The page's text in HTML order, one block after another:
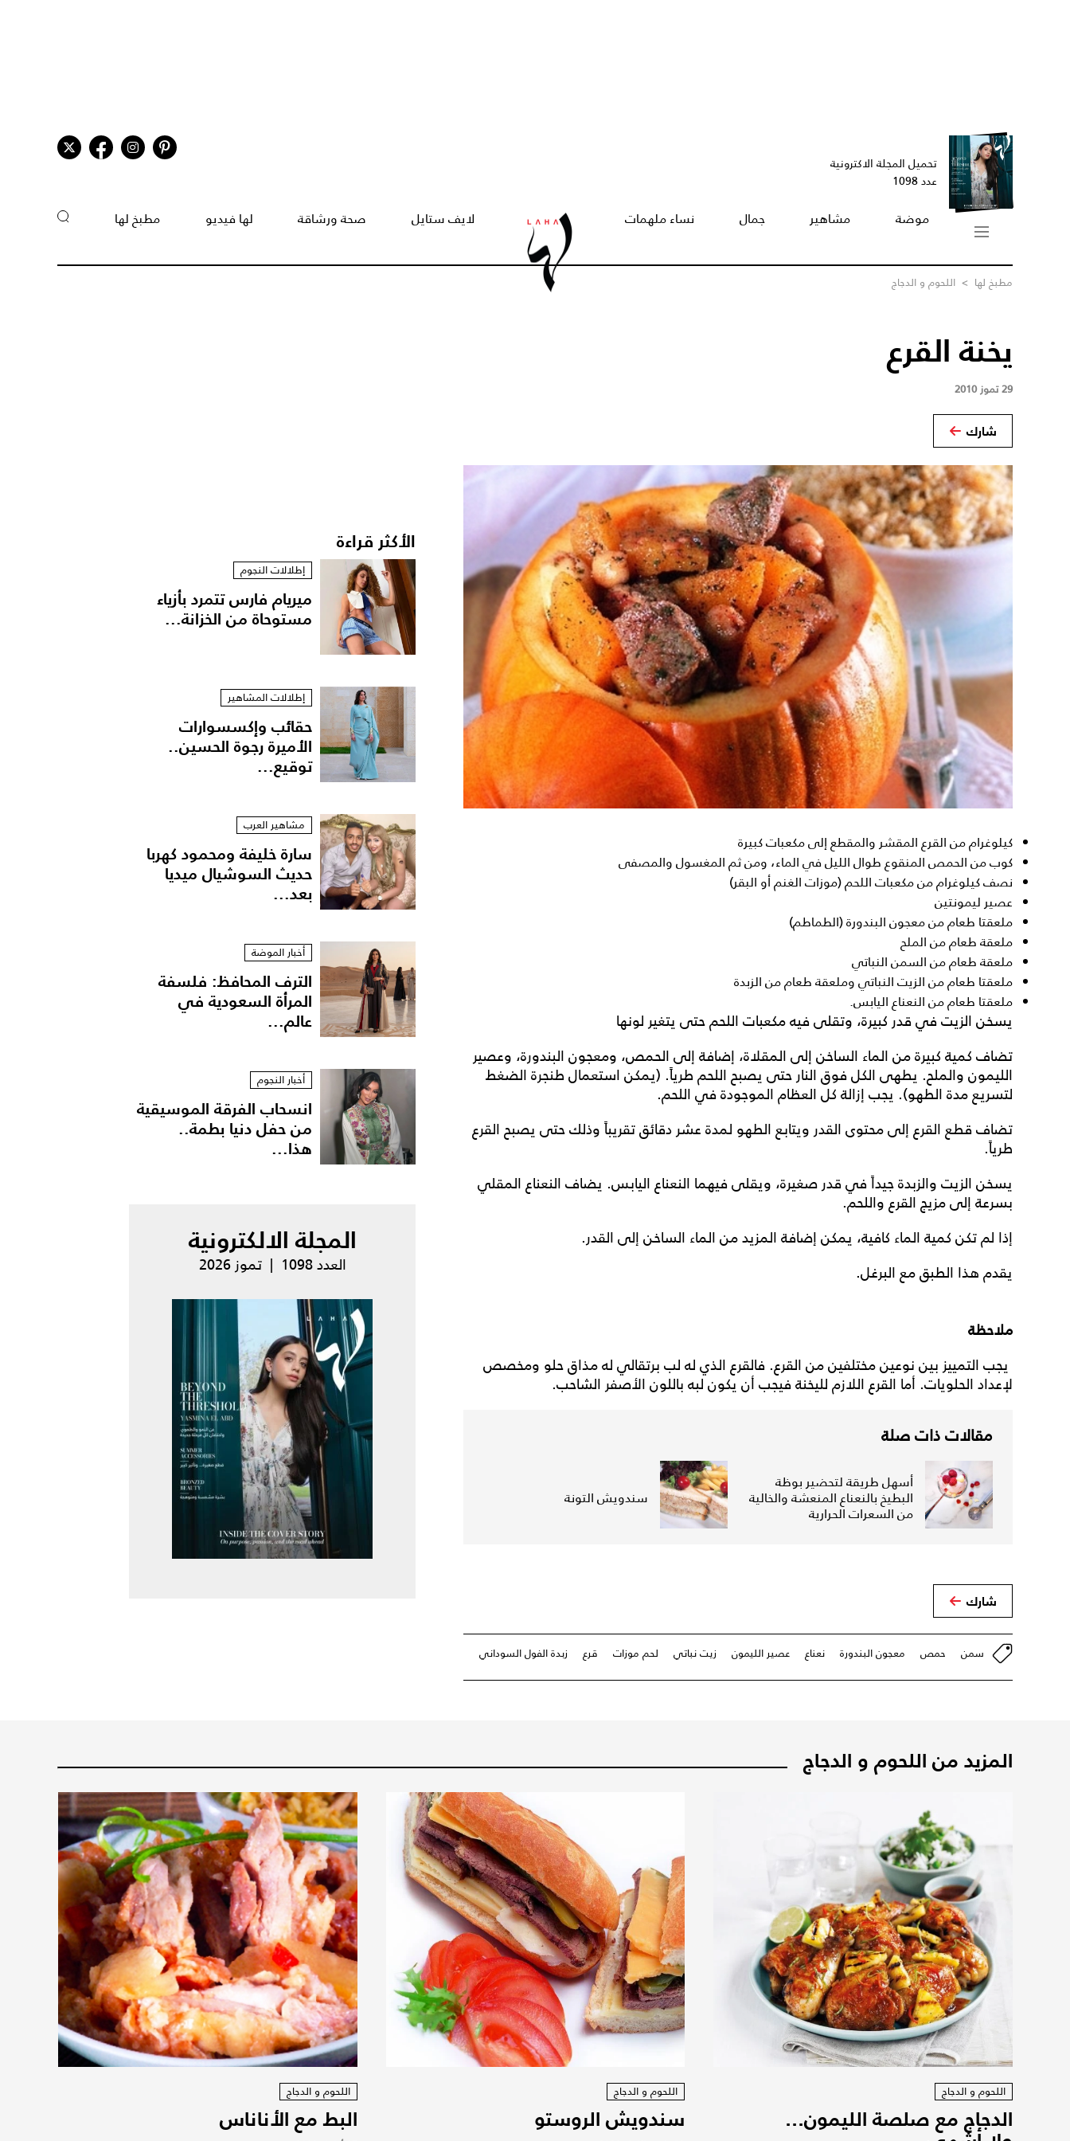
تحميل المجلة الاكترونية
عدد 1098
موضة مشاهير جمال نساء ملهمات لايف ستايل صحة ورشاقة لها فيديو مطبخ لها
مطبخ لها > اللحوم و الدجاج
يخنة القرع
29 تموز 2010
شارك
كيلوغرام من القرع المقشر والمقطع إلى مكعبات كبيرة
كوب من الحمص المنقوع طوال الليل في الماء، ومن ثم المغسول والمصفى
نصف كيلوغرام من مكعبات اللحم (موزات الغنم أو البقر)
عصير ليمونتين
ملعقتا طعام من معجون البندورة (الطماطم)
ملعقة طعام من الملح
ملعقة طعام من السمن النباتي
ملعقتا طعام من الزيت النباتي وملعقة طعام من الزبدة
ملعقتا طعام من النعناع اليابس.
يسخن الزيت في قدر كبيرة، وتقلى فيه مكعبات اللحم حتى يتغير لونها
تضاف كمية كبيرة من الماء الساخن إلى المقلاة، إضافة إلى الحمص، ومعجون البندورة، وعصير
الليمون والملح. يطهى الكل فوق النار حتى يصبح اللحم طرياً. (يمكن استعمال طنجرة الضغط
لتسريع مدة الطهو). يجب إزالة كل العظام الموجودة في اللحم.
تضاف قطع القرع إلى محتوى القدر ويتابع الطهو لمدة عشر دقائق تقريباً وذلك حتى يصبح القرع
طرياً.
يسخن الزيت والزبدة جيداً في قدر صغيرة، ويقلى فيهما النعناع اليابس. يضاف النعناع المقلي
بسرعة إلى مزيج القرع واللحم.
إذا لم تكن كمية الماء كافية، يمكن إضافة المزيد من الماء الساخن إلى القدر.
يقدم هذا الطبق مع البرغل.
ملاحظة
يجب التمييز بين نوعين مختلفين من القرع. فالقرع الذي له لب برتقالي له مذاق حلو ومخصص
لإعداد الحلويات. أما القرع اللازم لليخنة فيجب أن يكون لبه باللون الأصفر الشاحب.
مقالات ذات صلة
أسهل طريقة لتحضير بوظة
البطيخ بالنعناع المنعشة والخالية
من السعرات الحرارية
سندويش التونة
شارك
سمن حمص معجون البندورة نعناع عصير الليمون زيت نباتي لحم موزات قرع زبدة الفول السوداني
الأكثر قراءة
إطلالات النجوم
ميريام فارس تتمرد بأزياء
مستوحاة من الخزانة...
إطلالات المشاهير
حقائب وإكسسوارات
الأميرة رجوة الحسين..
توقيع...
مشاهير العرب
سارة خليفة ومحمود كهربا
حديث السوشيال ميديا
بعد...
أخبار الموضة
الترف المحافظ: فلسفة
المرأة السعودية في
عالم...
أخبار النجوم
انسحاب الفرقة الموسيقية
من حفل دنيا بطمة..
هذا...
المجلة الالكترونية
العدد 1098 | تموز 2026
المزيد من اللحوم و الدجاج
اللحوم و الدجاج
الدجاج مع صلصة الليمون...
اللحوم و الدجاج
سندويش الروستو
اللحوم و الدجاج
البط مع الأناناس